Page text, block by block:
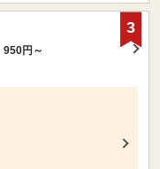
950円～
3